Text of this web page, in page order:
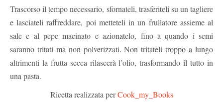
Trascorso il tempo necessario, sfornateli, trasferiteli su un tagliere
e lasciateli raffreddare, poi metteteli in un frullatore assieme al
sale e al pepe macinato e azionatelo, fino a quando i semi
saranno tritati ma non polverizzati. Non tritateli troppo a lungo
altrimenti la frutta secca rilascerà l’olio, trasformando il tutto in
una pasta.
Ricetta realizzata perCook_my_Books